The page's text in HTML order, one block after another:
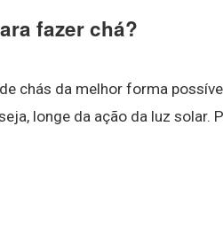
fazer chá?
chás da melhor forma
longe da ação da luz solar.